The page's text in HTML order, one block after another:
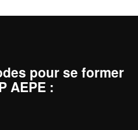
pour se former
AEPE :